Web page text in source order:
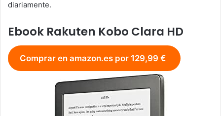
diariamente.
Ebook Rakuten Kobo Clara HD
Comprar en amazon.es por 129,99 €